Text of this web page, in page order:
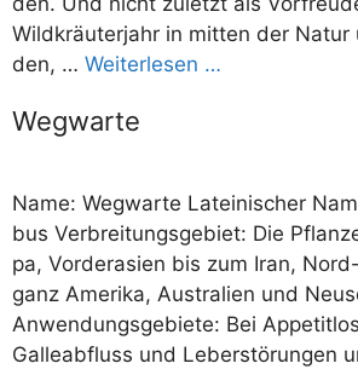
Wild­kräu­ter­jahr in mit­ten der
den, … Wei­ter­le­sen …
Wegwarte
Name: Weg­war­te Latei­ni­scher
bus Ver­brei­tungs­ge­biet: Die
pa, Vor­der­asi­en bis zum Iran,
ganz Ame­ri­ka, Aus­tra­li­en und
Anwen­dungs­ge­bie­te: Bei
Gal­le­ab­fluss und Leber­stö­run­gen